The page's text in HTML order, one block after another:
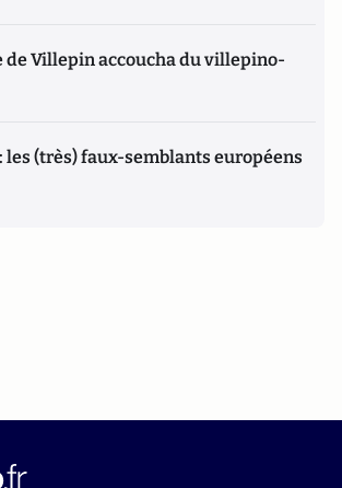
de Villepin accoucha du villepino-
(très) faux-semblants européens